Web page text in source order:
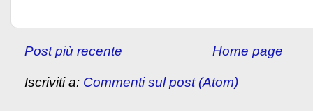
Post più recente Home page
Iscriviti a: Commenti sul post (Atom)